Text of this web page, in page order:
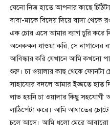
যেনো নিজ হাতে আপনার কাছে
বাবা-মাকে বিদেয় দিয়ে বাসা থেকে
এক চোর এসে আমার ব্যাগ চুরি করে
অনেকক্ষন ধাওয়া করি, সে নাগালের
আবিস্কার করি যেখানে আমি কখনো
শুরু। চা ওয়ালার কাছ থেকে ফোনটা
সাহায্যের বদলে আমার ইজ্জতে
লাভ হয়নি চা ওয়ালার কিছু সহযোগী
লাঠিপেটা করে। আমি আঘাতের
চলে আসে। আমি ধূলো মেরে আবারো